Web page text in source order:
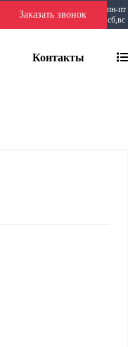
Заказать звонок
пн-
сб,вс
Контакты